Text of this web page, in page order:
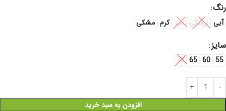
رنگ
آبی زرشکی سبز کرم مشکی
سایز
55
60
65
70
افزودن به سبد خرید